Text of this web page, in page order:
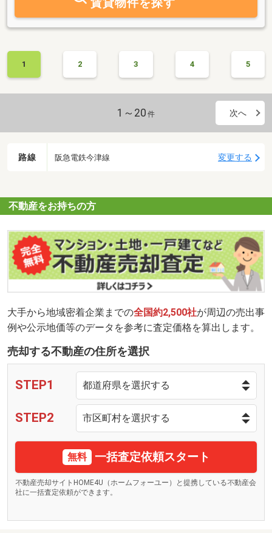
1 2 3 4 5
1～20 件 次へ
路線 阪急電鉄今津線 変更する
不動産をお持ちの方
大手から地域密着企業までの全国約2,500社が周辺の売出事
例や公示地価等のデータを参考に査定価格を算出します。
売却する不動産の住所を選択
STEP1
STEP2
無料 一括査定依頼スタート
不動産売却サイトHOME4U（ホームフォーユー）と提携している不動産会
社に一括査定依頼ができます。